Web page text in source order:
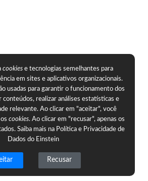
cookies e tecnologias semelhantes para
em sites e aplicativos organizacionais.
usadas para garantir o funcionamento dos
conteúdos, realizar análises estatísticas e
relevante. Ao clicar em "aceitar", você
oscookies. Ao clicar em "recusar", apenas os
Saiba mais na Política e Privacidade de
Dados do Einstein
Recusar